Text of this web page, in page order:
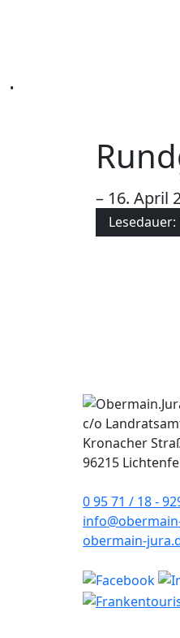
•
– 16. April
Lesedauer:
c/o
Kronacher
96215
0 95 71 / 18 -
obermain-